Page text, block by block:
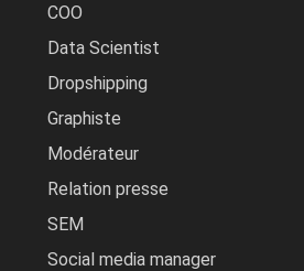
COO
Data Scientist
Dropshipping
Graphiste
Modérateur
Relation presse
SEM
Social media manager